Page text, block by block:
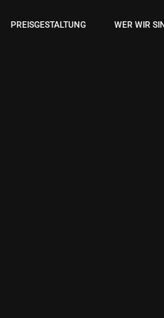
PREISGESTALTUNG WER WIR